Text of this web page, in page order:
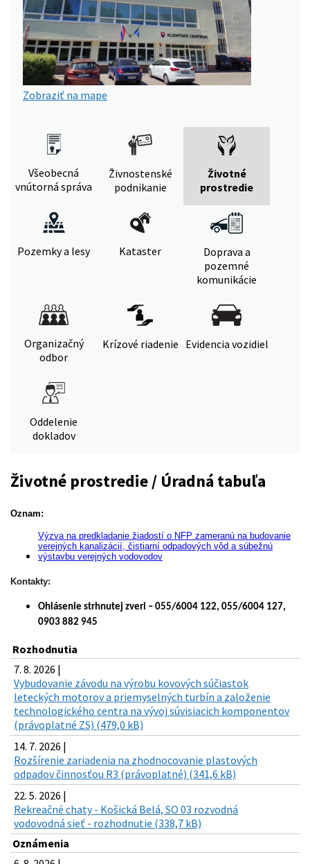
Zobraziť na mape
Všeobecná
vnútorná správa
Živnostenské
podnikanie
Životné
prostredie
Pozemky a lesy Kataster
Doprava a
pozemné
komunikácie
Organizačný
odbor
Krízové riadenie Evidencia vozidiel
Oddelenie
dokladov
Životné prostredie / Úradná tabuľa
Oznam:
Výzva na predkladanie žiadostí o NFP zameranú na budovanie
verejných kanalizácií, čistiarní odpadových vôd a súbežnú
výstavbu verejných vodovodov
Kontakty:
Ohlásenie strhnutej zveri – 055/6004 122, 055/6004 127,
0903 882 945
Rozhodnutia
7. 8. 2026 |
Vybudovanie závodu na výrobu kovových súčiastok
leteckých motorov a priemyselných turbín a založenie
technologického centra na vývoj súvisiacich komponentov
(právoplatné ZS) (479,0 kB)
14. 7. 2026 |
Rozšírenie zariadenia na zhodnocovanie plastových
odpadov činnosťou R3 (právoplatné) (341,6 kB)
22. 5. 2026 |
Rekreačné chaty - Košická Belá, SO 03 rozvodná
vodovodná sieť - rozhodnutie (338,7 kB)
Oznámenia